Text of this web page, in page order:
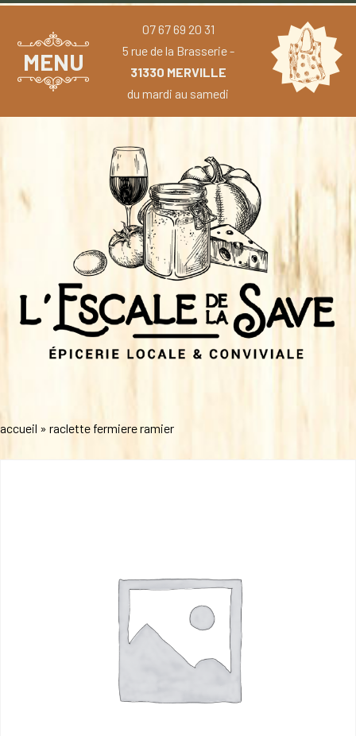
MENU
07 67 69 20 31
5 rue de la Brasserie -
31330 MERVILLE
du mardi au samedi
accueil » raclette fermiere ramier